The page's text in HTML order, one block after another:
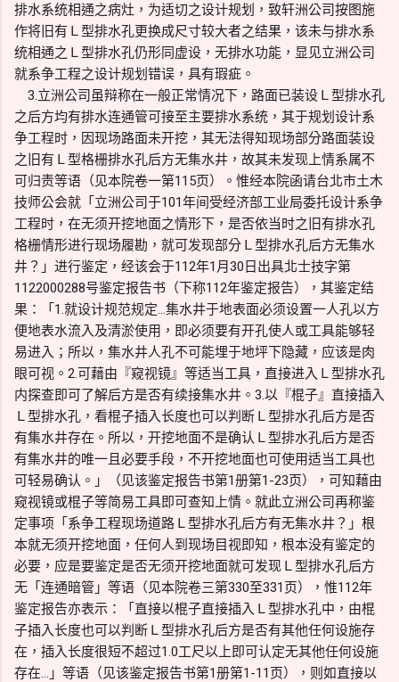
排水系统相通之病灶，为适切之设计规划，致轩洲公司按图施
作将旧有Ｌ型排水孔更换成尺寸较大者之结果，该未与排水系
统相通之Ｌ型排水孔仍形同虚设，无排水功能，显见立洲公司
就系争工程之设计规划错误，具有瑕疵。
3.立洲公司虽辩称在一般正常情况下，路面已装设Ｌ型排水孔
之后方均有排水连通管可接至主要排水系统，其于规划设计系
争工程时，因现场路面未开挖，其无法得知现场部分路面装设
之旧有Ｌ型格栅排水孔后方无集水井，故其未发现上情系属不
可归责等语（见本院卷一第115页）。惟经本院函请台北市土木
技师公会就「立洲公司于101年间受经济部工业局委托设计系争
工程时，在无须开挖地面之情形下，是否依当时之旧有排水孔
格栅情形进行现场履勘，就可发现部分Ｌ型排水孔后方无集水
井？」进行鉴定，经该会于112年1月30日出具北士技字第
1122000288号鉴定报告书（下称112年鉴定报告），其鉴定结
果：「1.就设计规范规定…集水井于地表面必须设置一人孔以方
便地表水流入及清淤使用，即必须要有开孔使人或工具能够轻
易进入；所以，集水井人孔不可能埋于地坪下隐藏，应该是肉
眼可视。2.可藉由『窥视镜』等适当工具，直接进入Ｌ型排水孔
内探查即可了解后方是否有续接集水井。3.以『棍子』直接插入
Ｌ型排水孔，看棍子插入长度也可以判断Ｌ型排水孔后方是否
有集水井存在。所以，开挖地面不是确认Ｌ型排水孔后方是否
有集水井的唯一且必要手段，不开挖地面也可使用适当工具也
可轻易确认。」（见该鉴定报告书第1册第1-23页），可知藉由
窥视镜或棍子等简易工具即可查知上情。就此立洲公司再称鉴
定事项「系争工程现场道路Ｌ型排水孔后方有无集水井？」根
本就无须开挖地面，任何人到现场目视即知，根本没有鉴定的
必要，应是要鉴定是否无须开挖地面就可发现Ｌ型排水孔后方
无「连通暗管」等语（见本院卷三第330至331页），惟112年
鉴定报告亦表示：「直接以棍子直接插入Ｌ型排水孔中，由棍
子插入长度也可以判断Ｌ型排水孔后方是否有其他任何设施存
在，插入长度很短不超过1.0工尺以上即可认定无其他任何设施
存在…」等语（见该鉴定报告书第1册第1-11页），则如直接以